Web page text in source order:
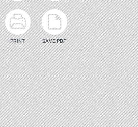
PRINT SAVE PDF